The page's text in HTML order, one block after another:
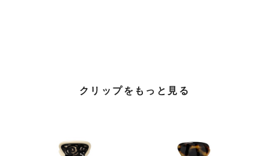
クリップをもっと見る